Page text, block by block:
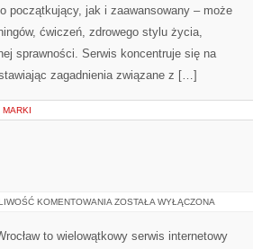
początkujący, jak i zaawansowany – może
ćwiczeń, zdrowego stylu życia,
sprawności. Serwis koncentruje się na
zagadnienia związane z […]
MARKI
KOMENTOWANIA WAŁBRZYCH
ZOSTAŁA WYŁĄCZONA
to wielowątkowy serwis internetowy